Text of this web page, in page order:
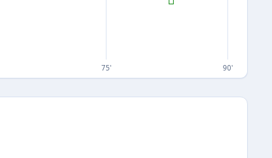
75' 90'